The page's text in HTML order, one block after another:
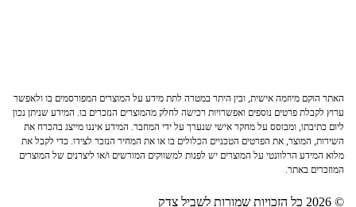
האתר הוקם מיוזמה אישית, ובין היתר במטרה לתת מידע על המוצרים המפורסמים בו ולאפשר
ערוץ לקבלת פרטים נוספים ואפשרויות רכישה לחלק מהמוצרים הנזכרים בו. המידע שניתן נכון
ליום כתיבתו, ומבוסס על מחקר אישי שנערך על ידי המחבר. המידע איננו מייצג בהכרח את
השירות, המוצר, את הפרטים הטכניים הכלולים בו או את המחיר הנזכר לצידו. כדי לקבל את
מלוא המידע הרלוונטי על המוצרים יש לפנות למשווקים המורשים ו/או ליצרנים של המוצרים
המוזכרים באתר.
© 2026 כל הזכויות שמורות לשביל צדק